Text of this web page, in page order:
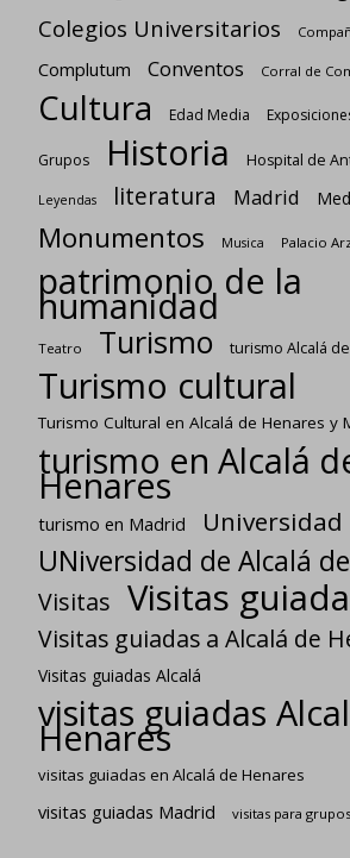
Colegios Universitarios
Complutum Conventos Corral de
Cultura Edad Media
Grupos Historia Hospital de
Leyendas literatura Madrid
Monumentos Musica Palacio
patrimonio de la
humanidad
Teatro Turismo turismo Alcalá
Turismo cultural
Turismo Cultural en Alcalá de Henares y
turismo en Alcalá
Henares
turismo en Madrid Universidad
UNiversidad de Alcalá
Visitas Visitas
Visitas guiadas a Alcalá de
Visitas guiadas Alcalá
visitas guiadas
Henares
visitas guiadas en Alcalá de Henares
visitas guiadas Madrid visitas para grupos